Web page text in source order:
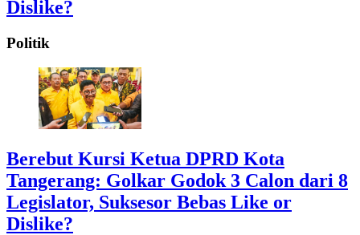
Dislike?
Politik
Berebut Kursi Ketua DPRD Kota
Tangerang: Golkar Godok 3 Calon dari 8
Legislator, Suksesor Bebas Like or
Dislike?